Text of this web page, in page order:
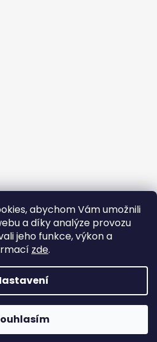
abychom Vám umožnili
a díky analýze provozu
jeho funkce, výkon a
zde.
. Všechna práva vyhrazena.